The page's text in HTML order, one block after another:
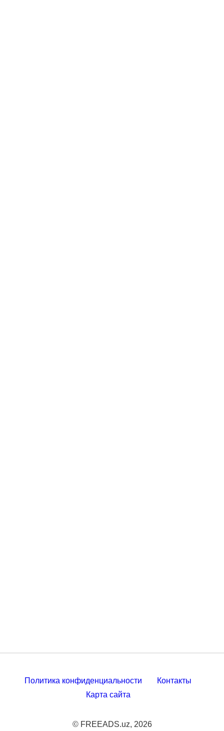
Политика конфиденциальности
Контакты
Карта сайта
© FREEADS.uz, 2026